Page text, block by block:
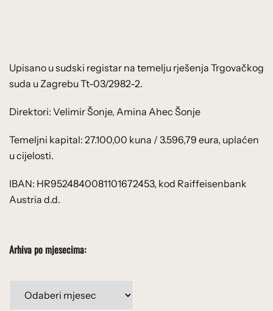
Upisano u sudski registar na temelju rješenja Trgovačkog
suda u Zagrebu Tt-03/2982-2.
Direktori: Velimir Šonje, Amina Ahec Šonje
Temeljni kapital: 27.100,00 kuna / 3.596,79 eura, uplaćen
u cijelosti.
IBAN: HR9524840081101672453, kod Raiffeisenbank
Austria d.d.
Arhiva po mjesecima: